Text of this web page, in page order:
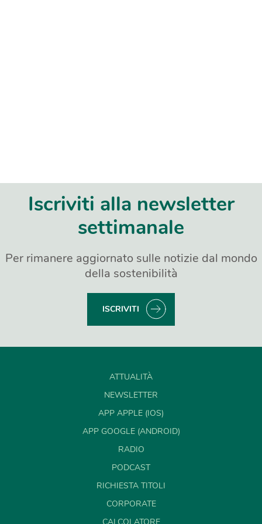
Iscriviti alla newsletter
settimanale
Per rimanere aggiornato sulle notizie dal mondo
della sostenibilità
ISCRIVITI
ATTUALITÀ
NEWSLETTER
APP APPLE (IOS)
APP GOOGLE (ANDROID)
RADIO
PODCAST
RICHIESTA TITOLI
CORPORATE